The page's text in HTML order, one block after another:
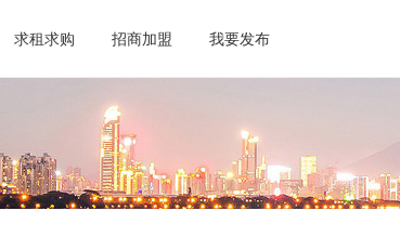
求租求购 招商加盟 我要发布